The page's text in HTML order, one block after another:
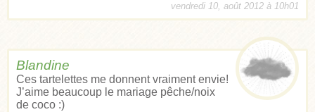
vendredi 10, août 2012 à 10h01
Blandine
Ces tartelettes me donnent vraiment envie!
J’aime beaucoup le mariage pêche/noix
de coco :)